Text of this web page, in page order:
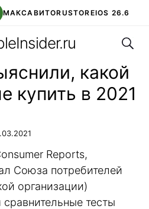
МАКСАВИТОRUSTOREIOS 26.6
ЧАТ В ROBLOX
какой
купить в 2021
Reports,
Союза потребителей
организации)
тесты